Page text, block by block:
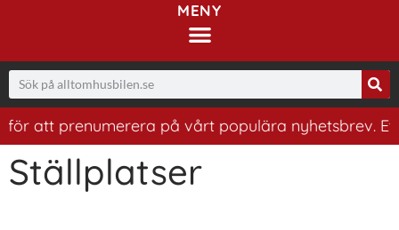
MENY
att prenumerera på vårt populära nyhetsbrev.
Ställplatser